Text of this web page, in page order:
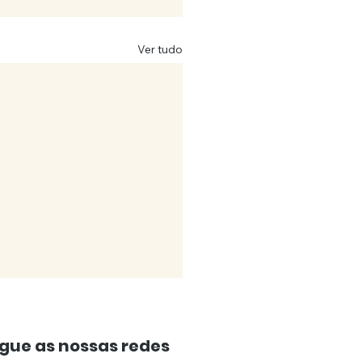
Ver tudo
as nossas redes